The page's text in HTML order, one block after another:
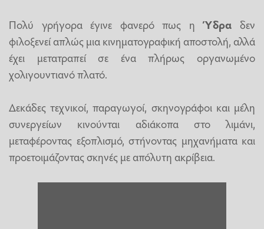
Πολύ γρήγορα έγινε φανερό πως ηΎδρα δεν
φιλοξενεί απλώς μια κινηματογραφική αποστολή, αλλά
έχει μετατραπεί σε ένα πλήρως οργανωμένο
χολιγουντιανό πλατό.
Δεκάδες τεχνικοί, παραγωγοί, σκηνογράφοι και μέλη
συνεργείων κινούνται αδιάκοπα στο λιμάνι,
μεταφέροντας εξοπλισμό, στήνοντας μηχανήματα και
προετοιμάζοντας σκηνές με απόλυτη ακρίβεια.